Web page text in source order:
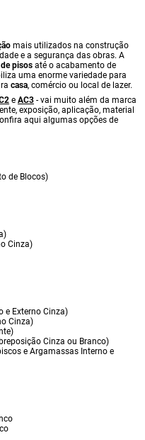
mais utilizados na construção
e a segurança das obras. A
pisos até o acabamento de
uma enorme variedade para
casa, comércio ou local de lazer.
e AC3 - vai muito além da marca
exposição, aplicação, material
aqui algumas opções de
de Blocos)
Cinza)
e Externo Cinza)
Cinza)
Cinza ou Branco)
e Argamassas Interno e